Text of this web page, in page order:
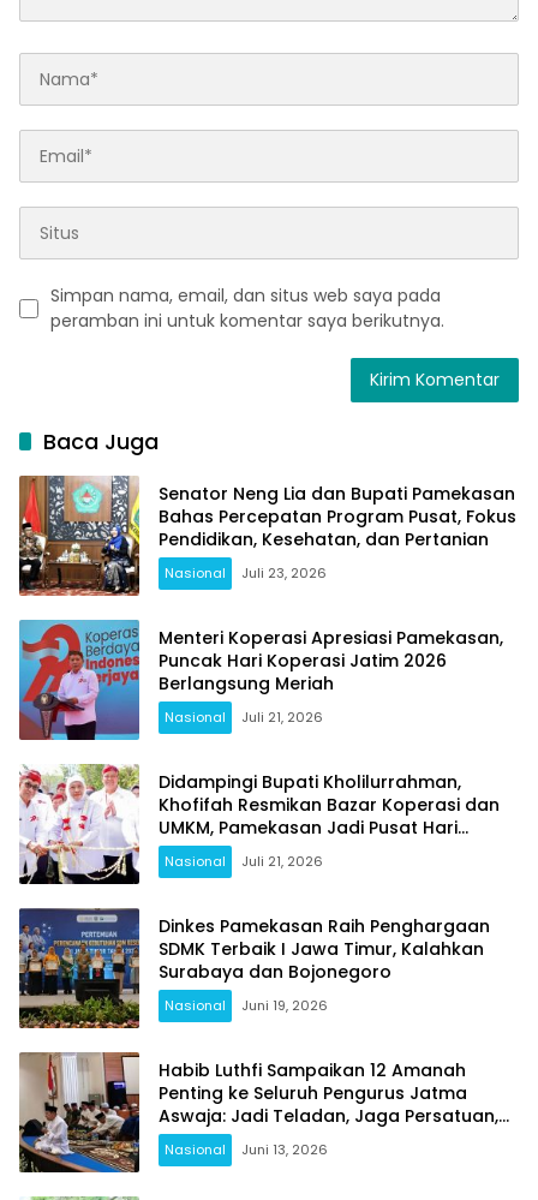
Simpan nama, email, dan situs web saya pada
peramban ini untuk komentar saya berikutnya.
Baca Juga
Senator Neng Lia dan Bupati Pamekasan
Bahas Percepatan Program Pusat, Fokus
Pendidikan, Kesehatan, dan Pertanian
Nasional Juli 23, 2026
Menteri Koperasi Apresiasi Pamekasan,
Puncak Hari Koperasi Jatim 2026
Berlangsung Meriah
Nasional Juli 21, 2026
Didampingi Bupati Kholilurrahman,
Khofifah Resmikan Bazar Koperasi dan
UMKM, Pamekasan Jadi Pusat Hari
Koperasi Jatim 2026
Nasional Juli 21, 2026
Dinkes Pamekasan Raih Penghargaan
SDMK Terbaik I Jawa Timur, Kalahkan
Surabaya dan Bojonegoro
Nasional Juni 19, 2026
Habib Luthfi Sampaikan 12 Amanah
Penting ke Seluruh Pengurus Jatma
Aswaja: Jadi Teladan, Jaga Persatuan,
Jangan Terjebak Fitnah
Nasional Juni 13, 2026